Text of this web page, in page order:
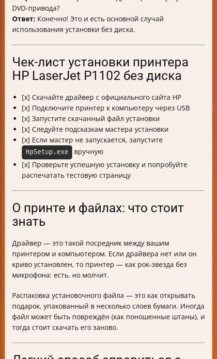
DVD-привода?
Ответ: Конечно! Это и есть основной случай
использования установки без диска.
Чек-лист установки принтера
HP LaserJet P1102 без диска
[x] Скачайте драйвер с официального сайта HP
[x] Подключите принтер к компьютеру через USB
[x] Запустите скачанный файл установки
[x] Следуйте подсказкам мастера установки
[x] Если мастер не запускается, запустите
HpSetup.exe
вручную
[x] Проверьте успешную установку и попробуйте
распечатать тестовую страницу
О принте и файлах: что стоит
знать
Драйвер — это такой посредник между вашим
принтером и компьютером. Если драйвера нет или он
криво установлен, то принтер — как рок-звезда без
микрофона: есть, но молчит.
Распаковка установочного файла — это как открывать
подарок, упакованный в несколько слоев бумаги. Иногда
файл может быть повреждён (как поношенные штаны), и
тогда стоит скачать его заново.